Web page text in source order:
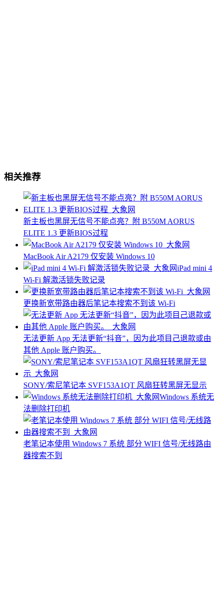
相关推荐
新主板也黑屏无信号不能点亮？附 B550M AORUS
ELITE 1.3 更新BIOS过程
MacBook Air A2179 仅安装 Windows 10
iPad mini 4
Wi-Fi 解激活锁失败记录
更换新宽带路由器后笔记本搜索不到该 Wi-Fi
无法更新 App 无法更新“抖音”，因为此项目己退款或由
其他 Apple 账户购买。
SONY/索尼笔记本 SVF153A1QT 风扇狂转黑屏无显示
Windows 系统无
法删除打印机
老笔记本使用 Windows 7 系统 部分 WIFI 信号/无线路由
器搜索不到